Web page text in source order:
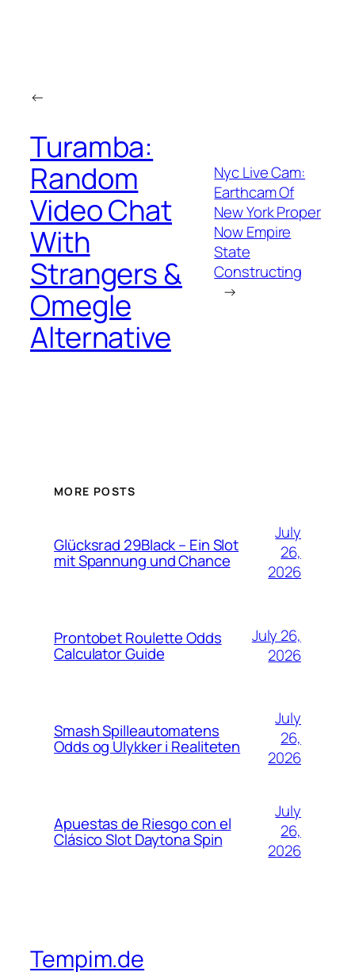
←
Turamba:
Random
Video Chat
With
Strangers &
Omegle
Alternative
Nyc Live Cam:
Earthcam Of
New York Proper
Now Empire
State
Constructing
→
MORE POSTS
Glücksrad 29Black – Ein Slot
mit Spannung und Chance
July
26,
2026
Prontobet Roulette Odds
Calculator Guide
July 26,
2026
Smash Spilleautomatens
Odds og Ulykker i Realiteten
July
26,
2026
Apuestas de Riesgo con el
Clásico Slot Daytona Spin
July
26,
2026
Tempim.de